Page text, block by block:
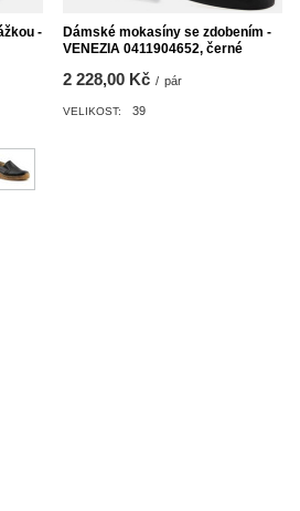
-
Dámské mokasíny se zdobením -
VENEZIA 0411904652, černé
2 228,00 Kč / pár
VELIKOST: 39